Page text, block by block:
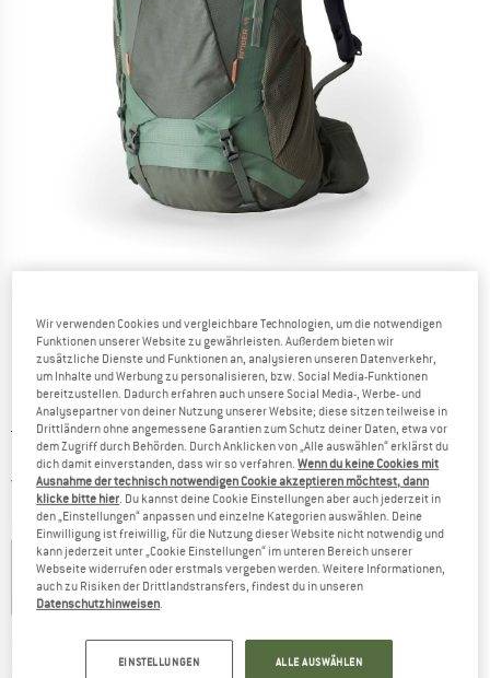
Ursprünglicher Preis :
189,95€
Preis:
161,46€ inkl. MwSt.
Versandkostenfrei(DE)Deutschland. Informationen zu den
Farbe:Lichen Green
15% 15%
Lieferzeit: 2-3 Werktage
Der Link öffnet sich in einer Infobox und
Nur noch einmal auf Lager!
Wir verwenden Cookies und vergleichbare Technologien, um die notwendigen
Funktionen unserer Website zu gewährleisten. Außerdem bieten wir
zusätzliche Dienste und Funktionen an, analysieren unseren Datenverkehr,
um Inhalte und Werbung zu personalisieren, bzw. Social Media-Funktionen
bereitzustellen. Dadurch erfahren auch unsere Social Media-, Werbe- und
Analysepartner von deiner Nutzung unserer Website; diese sitzen teilweise in
Drittländern ohne angemessene Garantien zum Schutz deiner Daten, etwa vor
dem Zugriff durch Behörden. Durch Anklicken von „Alle auswählen“ erklärst du
dich damit einverstanden, dass wir so verfahren.Wenn du keine Cookies mit
Ausnahme der technisch notwendigen Cookie akzeptieren möchtest, dann
klicke bitte hier. Du kannst deine Cookie Einstellungen aber auch jederzeit in
den „Einstellungen“ anpassen und einzelne Kategorien auswählen. Deine
Einwilligung ist freiwillig, für die Nutzung dieser Website nicht notwendig und
kann jederzeit unter „Cookie Einstellungen“ im unteren Bereich unserer
Webseite widerrufen oder erstmals vergeben werden. Weitere Informationen,
auch zu Risiken der Drittlandstransfers, findest du in unseren
Datenschutzhinweisen.
EINSTELLUNGEN ALLE AUSWÄHLEN